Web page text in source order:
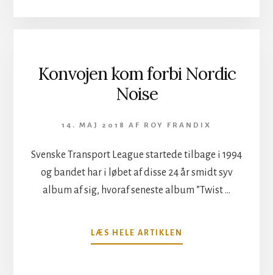
Konvojen kom forbi Nordic
Noise
14. MAJ 2018 AF ROY FRANDIX
Svenske Transport League startede tilbage i 1994
og bandet har i løbet af disse 24 år smidt syv
album af sig, hvoraf seneste album ”Twist …
LÆS HELE ARTIKLEN
KONVOJEN